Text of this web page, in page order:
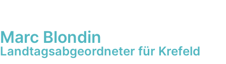
Marc Blondin
Landtagsabgeordneter für Krefeld